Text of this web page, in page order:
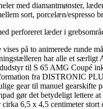
med diamantmønster,
sort, porcelæn/espresso
perforeret læder i
på to animerede runde
har alle et
til S 65 AMG Coupé
fra DISTRONIC
gear til manuel gearskifte
gør det betydeligt lettere
6,5 x 4,5 centimeter